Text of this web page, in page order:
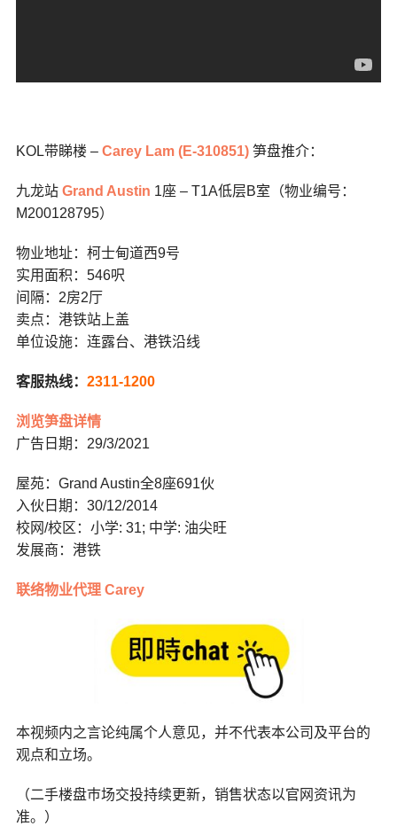
KOL带睇楼 – Carey Lam (E-310851)笋盘推介：
九龙站 Grand Austin 1座 – T1A低层B室（物业编号：
M200128795）
物业地址：柯士甸道西9号
实用面积：546呎
间隔：2房2厅
卖点：港铁站上盖
单位设施：连露台、港铁沿线
客服热线： 2311-1200
浏览笋盘详情
广告日期：29/3/2021
屋苑：Grand Austin全8座691伙
入伙日期：30/12/2014
校网/校区：小学: 31; 中学: 油尖旺
发展商：港铁
联络物业代理 Carey
本视频内之言论纯属个人意见，并不代表本公司及平台的
观点和立场。
（二手楼盘巿场交投持续更新，销售状态以官网资讯为
准。）